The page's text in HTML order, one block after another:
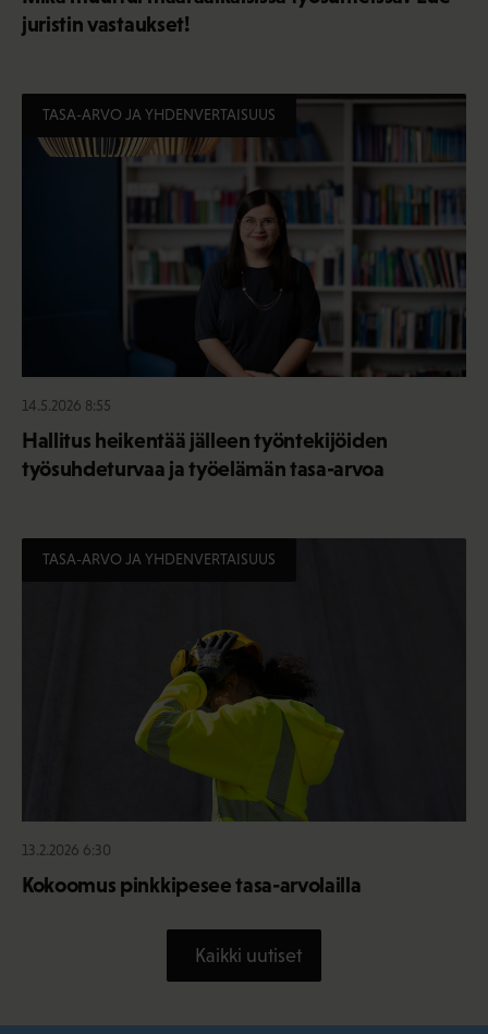
juristin vastaukset!
TASA-ARVO JA YHDENVERTAISUUS
14.5.2026 8:55
Hallitus heikentää jälleen työntekijöiden
työsuhdeturvaa ja työelämän tasa-arvoa
TASA-ARVO JA YHDENVERTAISUUS
13.2.2026 6:30
Kokoomus pinkkipesee tasa-arvolailla
Kaikki uutiset